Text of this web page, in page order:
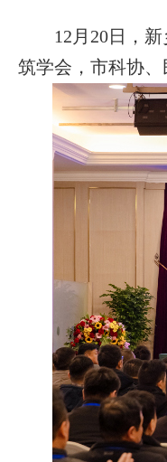
12月20日，新
筑学会，市科协